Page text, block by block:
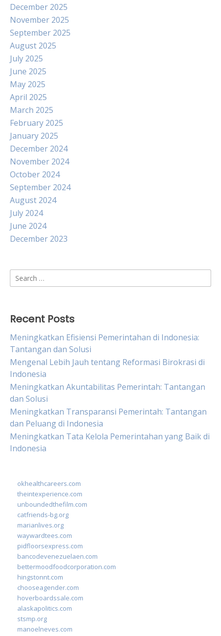
December 2025
November 2025
September 2025
August 2025
July 2025
June 2025
May 2025
April 2025
March 2025
February 2025
January 2025
December 2024
November 2024
October 2024
September 2024
August 2024
July 2024
June 2024
December 2023
Search
for:
Recent Posts
Meningkatkan Efisiensi Pemerintahan di Indonesia:
Tantangan dan Solusi
Mengenal Lebih Jauh tentang Reformasi Birokrasi di
Indonesia
Meningkatkan Akuntabilitas Pemerintah: Tantangan
dan Solusi
Meningkatkan Transparansi Pemerintah: Tantangan
dan Peluang di Indonesia
Meningkatkan Tata Kelola Pemerintahan yang Baik di
Indonesia
okhealthcareers.com
theintexperience.com
unboundedthefilm.com
catfriends-bg.org
marianlives.org
waywardtees.com
pidfloorsexpress.com
bancodevenezuelaen.com
bettermoodfoodcorporation.com
hingstonnt.com
chooseagender.com
hoverboardssale.com
alaskapolitics.com
stsmp.org
manoelneves.com